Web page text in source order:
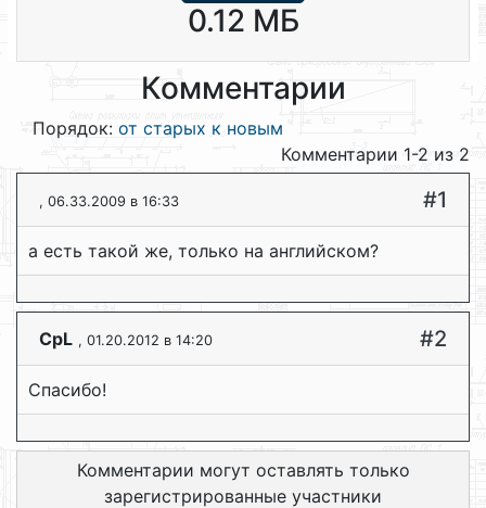
0.12 МБ
Комментарии
Порядок: от старых к новым
Комментарии 1-2 из 2
, 06.33.2009 в 16:33 #1
а есть такой же, только на английском?
CpL , 01.20.2012 в 14:20 #2
Спасибо!
Комментарии могут оставлять только
зарегистрированные участники